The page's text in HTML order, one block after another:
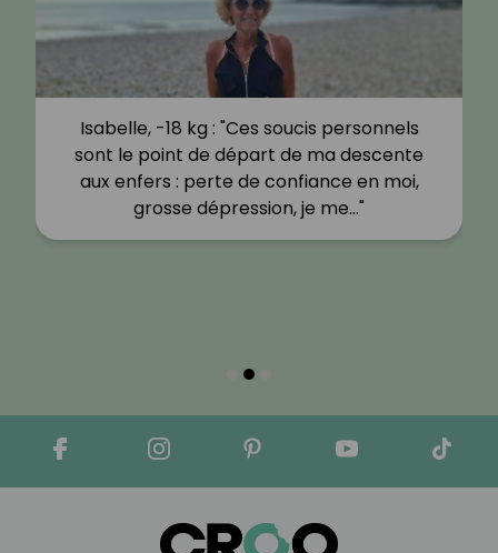
Isabelle, -18 kg : "Ces soucis personnels
sont le point de départ de ma descente
aux enfers : perte de confiance en moi,
grosse dépression, je me…"